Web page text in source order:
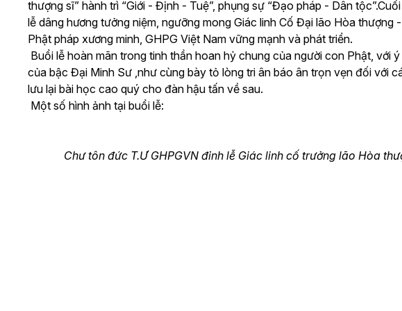
thượng sĩ” hành trì “Giới - Định - Tuệ”, phụng sự “Đạo pháp - Dân
lễ dâng hương tưởng niệm, ngưỡng mong Giác linh Cố Đại lão Hòa thượng
Phật pháp xương minh, GHPG Việt Nam vững mạnh và phát triển.
Buổi lễ hoàn mãn trong tinh thần hoan hỷ chung của người con Phật, với
của bậc Đại Minh Sư ,như cùng bày tỏ lòng tri ân báo ân trọn vẹn đối với
lưu lại bài học cao quý cho đàn hậu tấn về sau.
Một số hình ảnh tại buổi lễ:
Chư tôn đức T.Ư GHPGVN đỉnh lễ Giác linh cố trưởng lão Hòa